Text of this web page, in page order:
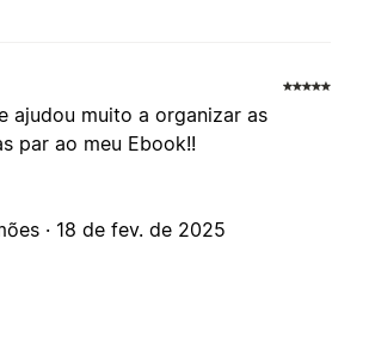
ajudou muito a organizar as
par ao meu Ebook!!
· 18 de fev. de 2025